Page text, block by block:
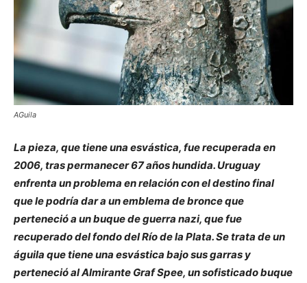
AGuila
La pieza, que tiene una esvástica, fue recuperada en
2006, tras permanecer 67 años hundida. Uruguay
enfrenta un problema en relación con el destino final
que le podría dar a un emblema de bronce que
perteneció a un buque de guerra nazi, que fue
recuperado del fondo del Río de la Plata. Se trata de un
águila que tiene una esvástica bajo sus garras y
perteneció al Almirante Graf Spee, un sofisticado buque